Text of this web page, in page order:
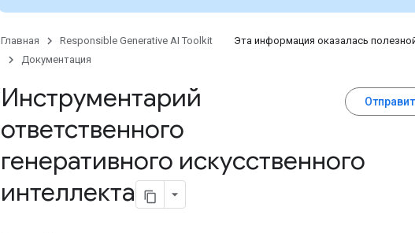
Главная
Responsible Generative AI Toolkit
Документация
Эта информация оказалась
Инструментарий
ответственного
генеративного искусственного
интеллекта